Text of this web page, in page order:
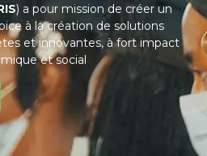
) a pour mission de créer un
à la création de solutions
et innovantes, à fort impact
et social